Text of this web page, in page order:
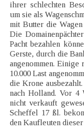
ihrer schlechten
um sie als
mit Butter die
Die
Pacht bezahlen
Gerste, durch die
angenommen. Einige
10.000 Last
die Krone
nach Holland. Vor
nicht verkauft
Scheffel 17 ßl.
den Kaufleuten